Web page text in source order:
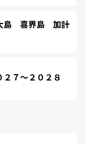
島 喜界島 加計
７～２０２８